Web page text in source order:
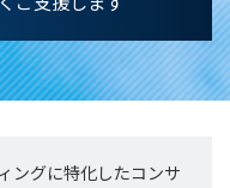
ングに特化したコンサ